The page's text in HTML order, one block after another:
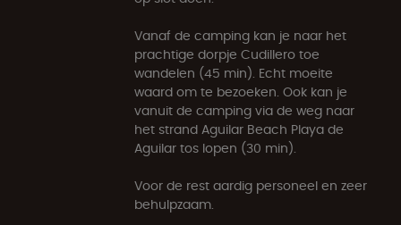
Vanaf de camping kan je naar het
prachtige dorpje Cudillero toe
wandelen (45 min). Echt moeite
waard om te bezoeken. Ook kan je
vanuit de camping via de weg naar
het strand Aguilar Beach Playa de
Aguilar tos lopen (30 min).
Voor de rest aardig personeel en zeer
behulpzaam.